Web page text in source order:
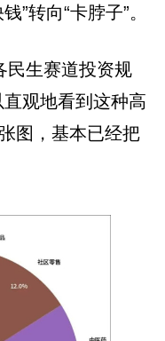
转向“卡脖子”。
民生赛道投资规
观地看到这种高
图，基本已经把